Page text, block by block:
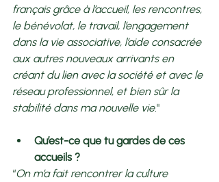
français grâce à l’accueil, les rencontres,
le bénévolat, le travail, l’engagement
dans la vie associative, l’aide consacrée
aux autres nouveaux arrivants en
créant du lien avec la société et avec le
réseau professionnel, et bien sûr la
stabilité dans ma nouvelle vie."
Qu’est-ce que tu gardes de ces
accueils ?
“On m’a fait rencontrer la culture